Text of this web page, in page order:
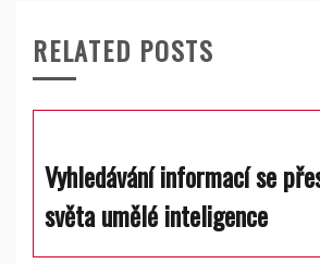
RELATED POSTS
Vyhledávání informací se
světa umělé inteligence